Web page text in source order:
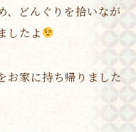
、どんぐりを拾いなが
したよ
お家に持ち帰りました